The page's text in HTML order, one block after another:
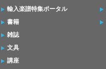
輸入楽譜特集ポータル
書籍
雑誌
文具
講座